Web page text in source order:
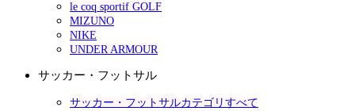
le coq sportif GOLF
MIZUNO
NIKE
UNDER ARMOUR
サッカー・フットサル
サッカー・フットサルカテゴリすべて